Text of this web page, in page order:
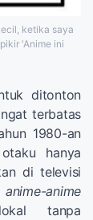
ketika saya
'Anime ini
ditonton
terbatas
1980-an
hanya
di televisi
anime-anime
tanpa